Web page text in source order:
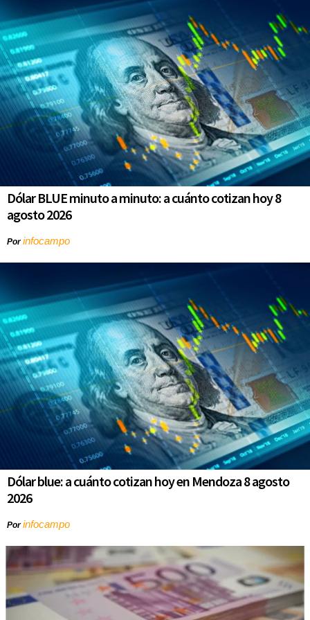
Dólar BLUE minuto a minuto: a cuánto cotizan hoy 8
agosto 2026
Porinfocampo
Dólar blue: a cuánto cotizan hoy en Mendoza 8 agosto
2026
Porinfocampo